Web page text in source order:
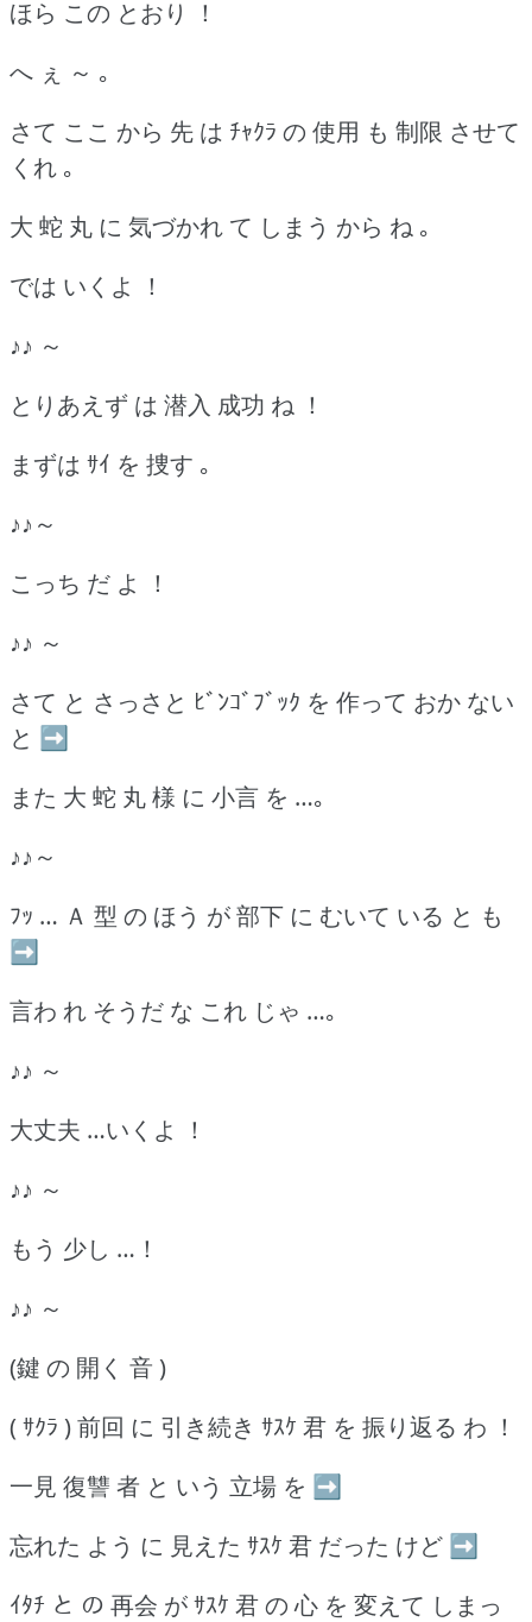
ほら この とおり ！
へ ぇ ～ ｡
さて ここ から 先 は ﾁｬｸﾗ の 使用 も 制限 させて
くれ ｡
大 蛇 丸 に 気づかれ て しまう から ね ｡
では いくよ ！
♪♪ ～
とりあえず は 潜入 成功 ね ！
まずは ｻｲ を 捜す ｡
♪♪～
こっち だ よ ！
♪♪ ～
さて と さっさと ﾋﾞﾝｺﾞﾌﾞｯｸ を 作って おか ない
と ➡
また 大 蛇 丸 様 に 小言 を …｡
♪♪～
ﾌｯ … Ａ 型 の ほう が 部下 に むいて いる と も
➡
言わ れ そうだ な これ じゃ …｡
♪♪ ～
大丈夫 …いくよ ！
♪♪ ～
もう 少し …！
♪♪ ～
(鍵 の 開く 音 )
( ｻｸﾗ ) 前回 に 引き続き ｻｽｹ 君 を 振り返る わ ！
一見 復讐 者 と いう 立場 を ➡
忘れた よう に 見えた ｻｽｹ 君 だった けど ➡
ｲﾀﾁ と の 再会 が ｻｽｹ 君 の 心 を 変えて しまっ